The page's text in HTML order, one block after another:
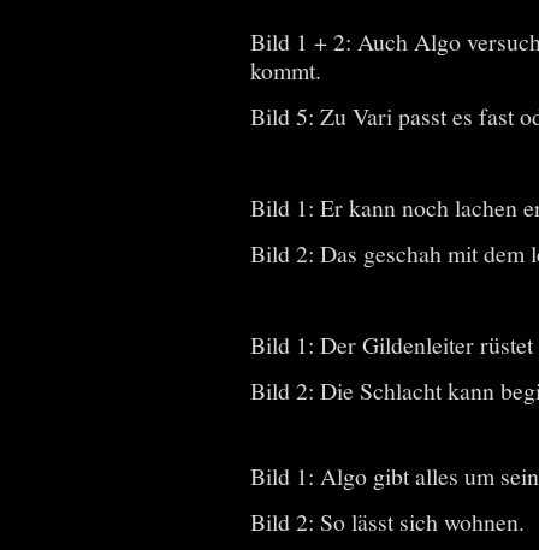
Bild 1 + 2: Auch Algo
kommt.
Bild 5: Zu Vari passt es fast
Bild 1: Er kann noch lachen
Bild 2: Das geschah mit dem
Bild 1: Der Gildenleiter
Bild 2: Die Schlacht kann
Bild 1: Algo gibt alles um
Bild 2: So lässt sich wohnen.